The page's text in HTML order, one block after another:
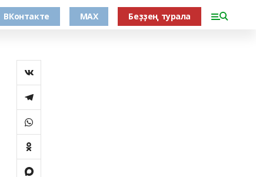
ВКонтакте MAX Беҙҙең турала